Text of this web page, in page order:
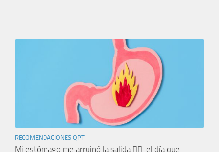
RECOMENDACIONES QPT
Mi estómago me arruinó la salida 🤦‍♀️: el día que